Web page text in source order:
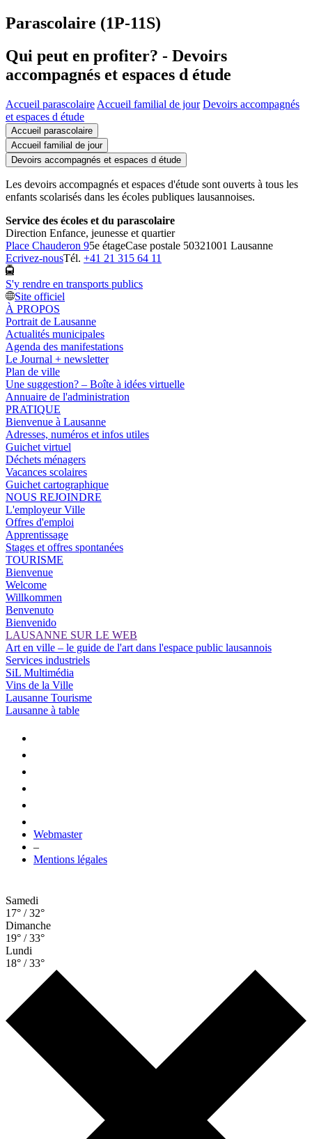
Parascolaire (1P-11S)
Qui peut en profiter? - Devoirs
accompagnés et espaces d étude
Accueil parascolaire Accueil familial de jour Devoirs accompagnés
et espaces d étude
Accueil parascolaire
Accueil familial de jour
Devoirs accompagnés et espaces d étude
Les devoirs accompagnés et espaces d'étude sont ouverts à tous les
enfants scolarisés dans les écoles publiques lausannoises.
Service des écoles et du parascolaire
Direction Enfance, jeunesse et quartier
Place Chauderon 95e étageCase postale 50321001 Lausanne
Ecrivez-nousTél. +41 21 315 64 11
S'y rendre en transports publics
Site officiel
À PROPOS
Portrait de Lausanne
Actualités municipales
Agenda des manifestations
Le Journal + newsletter
Plan de ville
Une suggestion? – Boîte à idées virtuelle
Annuaire de l'administration
PRATIQUE
Bienvenue à Lausanne
Adresses, numéros et infos utiles
Guichet virtuel
Déchets ménagers
Vacances scolaires
Guichet cartographique
NOUS REJOINDRE
L'employeur Ville
Offres d'emploi
Apprentissage
Stages et offres spontanées
TOURISME
Bienvenue
Welcome
Willkommen
Benvenuto
Bienvenido
LAUSANNE SUR LE WEB
Art en ville – le guide de l'art dans l'espace public lausannois
Services industriels
SiL Multimédia
Vins de la Ville
Lausanne Tourisme
Lausanne à table
Webmaster
–
Mentions légales
Samedi
17° / 32°
Dimanche
19° / 33°
Lundi
18° / 33°